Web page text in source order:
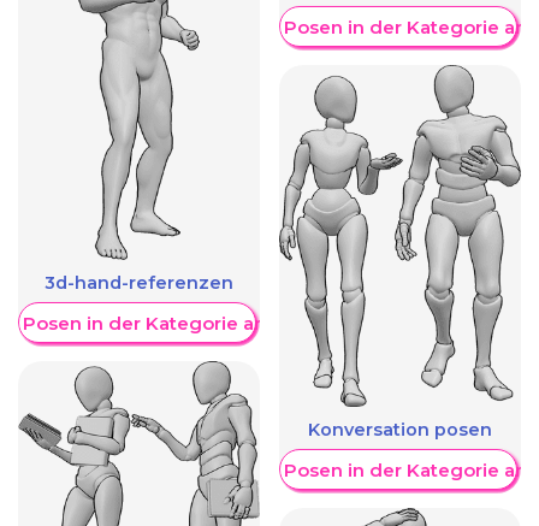
3d-hand-referenzen
Posen in der Kategorie anzeigen
Weitere Posen in der Kategorie
Konversation posen
Weitere Posen in der Kategorie